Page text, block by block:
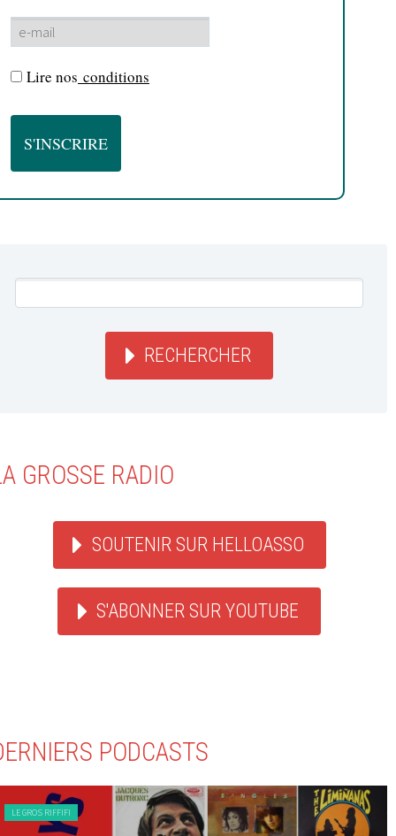
Lire nos conditions
RECHERCHER
GROSSE RADIO
SOUTENIR SUR HELLOASSO
S'ABONNER SUR YOUTUBE
PODCASTS
LE GROS RIFFIFI